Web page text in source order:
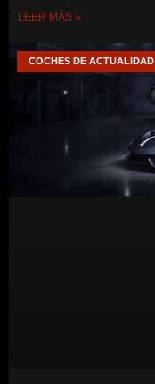
LEER MÁS »
COCHES DE ACTUALIDAD